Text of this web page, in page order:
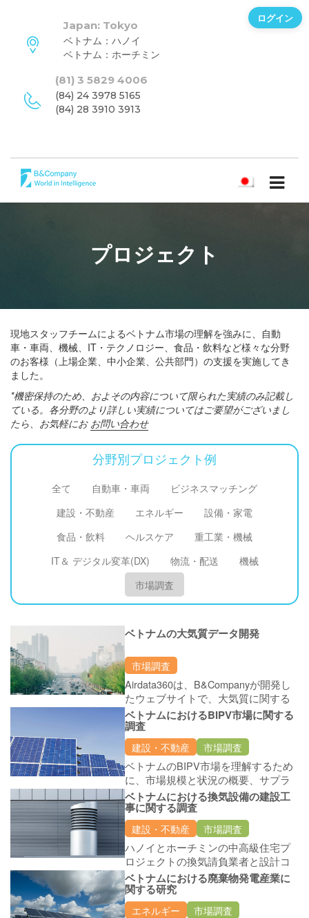
Japan: Tokyo
ベトナム：ハノイ
ベトナム：ホーチミン
(81) 3 5829 4006
(84) 24 3978 5165
(84) 28 3910 3913
日本語
プロジェクト
現地スタッフチームによるベトナム市場の理解を強みに、自動
車・車両、機械、IT・テクノロジー、食品・飲料など様々な分野
のお客様（上場企業、中小企業、公共部門）の支援を実施してき
ました。
*機密保持のため、およその内容について限られた実績のみ記載し
ている。各分野のより詳しい実績についてはご要望がございまし
たら、お気軽にお お問い合わせ
分野別プロジェクト例
全て 自動車・車両
ビジネスマッチング
建設・不動産
エネルギー
設備・家電
食品・飲料
ヘルスケア
重工業・機械
IT＆ デジタル変革(DX)
物流・配送
機械
市場調査
ベトナムの大気質データ開発
市場調査
Airdata360は、B&Companyが開発し
たウェブサイトで、大気質に関する
包括的な情報を提供することを目的
としています。主な目的は、一般の
人々を啓蒙し、大気汚染に関する意
識を高め、より健康的な生活環境を
促進することです。
ベトナムにおけるBIPV市場に関する
調査
建設・不動産 市場調査
ベトナムのBIPV市場を理解するため
に、市場規模と状況の概要、サプラ
イチェーン、主要プレーヤー、潜在
的なパートナー、製品、関連規制な
ど、デスクリサーチと主要な関係者
への詳細なインタビューを実施しま
す。
ベトナムにおける換気設備の建設工
事に関する調査
建設・不動産 市場調査
ハノイとホーチミンの中高級住宅プ
ロジェクトの換気請負業者と設計コ
ンサルタントへのインタビュー。ク
ライアントの建設現場訪問を手配し
ます。
ベトナムにおける廃棄物発電産業に
関する研究
エネルギー 市場調査
ログイン
ニュースレターを購読する